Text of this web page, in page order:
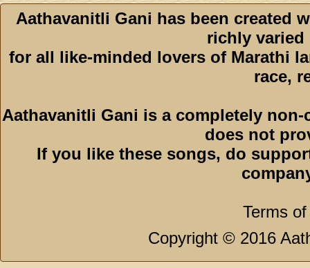
Aathavanitli Gani has been created
richly varied
for all like-minded lovers of Marathi
race,
Aathavanitli Gani is a completely
does not
If you like these songs, do
Terms
Copyright © 2016